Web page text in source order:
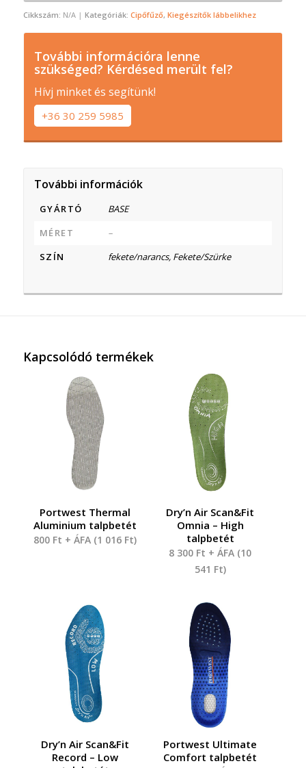
Cikkszám: N/A Kategóriák: Cipőfűző, Kiegészítők lábbelikhez
További információra lenne
szükséged? Kérdésed merült fel?
Hívj minket és segítünk!
+36 30 259 5985
További információk
GYÁRTÓ
BASE
MÉRET
–
SZÍN
fekete/narancs, Fekete/Szürke
Kapcsolódó termékek
Portwest Thermal
Aluminium talpbetét
800 Ft + ÁFA (1 016 Ft)
Dry’n Air Scan&Fit
Omnia – High
talpbetét
8 300 Ft + ÁFA (10
541 Ft)
Dry’n Air Scan&Fit
Record – Low
Portwest Ultimate
Comfort talpbetét